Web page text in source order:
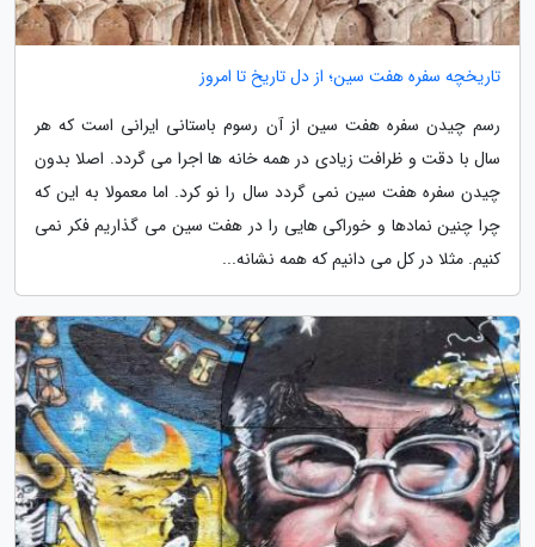
تاریخچه سفره هفت سین؛ از دل تاریخ تا امروز
رسم چیدن سفره هفت سین از آن رسوم باستانی ایرانی است که هر
سال با دقت و ظرافت زیادی در همه خانه ها اجرا می گردد. اصلا بدون
چیدن سفره هفت سین نمی گردد سال را نو کرد. اما معمولا به این که
چرا چنین نمادها و خوراکی هایی را در هفت سین می گذاریم فکر نمی
کنیم. مثلا در کل می دانیم که همه نشانه...